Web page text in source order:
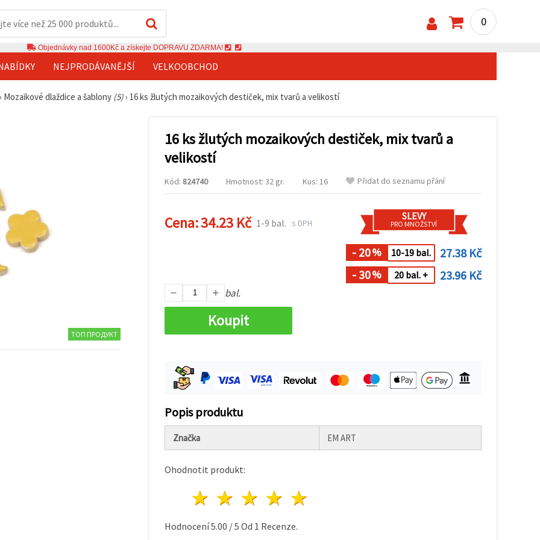
0
Objednávky nad 1600Kč a získejte DOPRAVU ZDARMA!
NEJPRODÁVANĚJŠÍ VELKOOBCHOD
› Mozaikové dlaždice a šablony (5)› 16 ks žlutých mozaikových destiček, mix tvarů a velikostí
ТОП ПРОДУКТ
16 ks žlutých mozaikových destiček, mix tvarů a
velikostí
Kód: 824740 Hmotnost: 32 gr. Kus: 16 Přidat do seznamu přání
Cena:34.23 Kč 1-9 bal. s DPH
SLEVY
PRO MNOŽSTVÍ
- 20% 10-19 bal.
27.38 Kč
- 30% 20 bal. + 23.96 Kč
bal.
Koupit
Popis produktu
Značka EM ART
Ohodnotit produkt:
4 hvězdy
3 hvězdy
2 hvězdy
1 hvězda
Hodnocení5.00 /5 Od 1 Recenze.